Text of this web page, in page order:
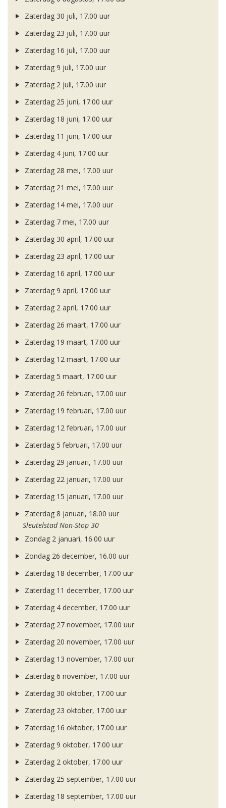
Zaterdag 30 juli, 17.00 uur
Zaterdag 23 juli, 17.00 uur
Zaterdag 16 juli, 17.00 uur
Zaterdag 9 juli, 17.00 uur
Zaterdag 2 juli, 17.00 uur
Zaterdag 25 juni, 17.00 uur
Zaterdag 18 juni, 17.00 uur
Zaterdag 11 juni, 17.00 uur
Zaterdag 4 juni, 17.00 uur
Zaterdag 28 mei, 17.00 uur
Zaterdag 21 mei, 17.00 uur
Zaterdag 14 mei, 17.00 uur
Zaterdag 7 mei, 17.00 uur
Zaterdag 30 april, 17.00 uur
Zaterdag 23 april, 17.00 uur
Zaterdag 16 april, 17.00 uur
Zaterdag 9 april, 17.00 uur
Zaterdag 2 april, 17.00 uur
Zaterdag 26 maart, 17.00 uur
Zaterdag 19 maart, 17.00 uur
Zaterdag 12 maart, 17.00 uur
Zaterdag 5 maart, 17.00 uur
Zaterdag 26 februari, 17.00 uur
Zaterdag 19 februari, 17.00 uur
Zaterdag 12 februari, 17.00 uur
Zaterdag 5 februari, 17.00 uur
Zaterdag 29 januari, 17.00 uur
Zaterdag 22 januari, 17.00 uur
Zaterdag 15 januari, 17.00 uur
Zaterdag 8 januari, 18.00 uur
Sleutelstad Non-Stop 30
Zondag 2 januari, 16.00 uur
Zondag 26 december, 16.00 uur
Zaterdag 18 december, 17.00 uur
Zaterdag 11 december, 17.00 uur
Zaterdag 4 december, 17.00 uur
Zaterdag 27 november, 17.00 uur
Zaterdag 20 november, 17.00 uur
Zaterdag 13 november, 17.00 uur
Zaterdag 6 november, 17.00 uur
Zaterdag 30 oktober, 17.00 uur
Zaterdag 23 oktober, 17.00 uur
Zaterdag 16 oktober, 17.00 uur
Zaterdag 9 oktober, 17.00 uur
Zaterdag 2 oktober, 17.00 uur
Zaterdag 25 september, 17.00 uur
Zaterdag 18 september, 17.00 uur